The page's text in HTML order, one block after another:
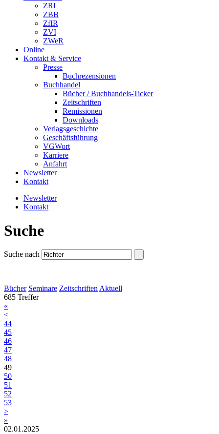
ZRI
ZBB
ZfIR
ZVI
ZWeR
Online
Kontakt & Service
Presse
Buchrezensionen
Buchhandel
Bücher / Buchhandels-Ticker
Zeitschriften
Remissionen
Downloads
Verlagsgeschichte
Geschäftsführung
VGWort
Karriere
Anfahrt
Newsletter
Kontakt
Newsletter
Kontakt
Suche
Suche nach
Bücher Seminare ZeitschriftenAktuell
685 Treffer
«
<
44
45
46
47
48
49
50
51
52
53
>
»
02.01.2025